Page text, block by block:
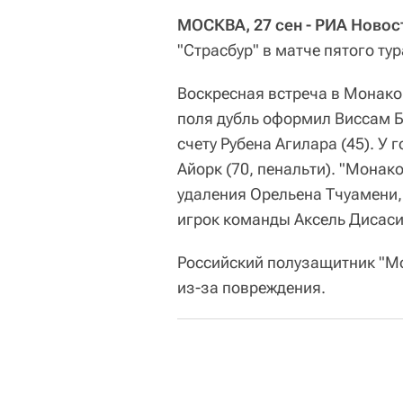
МОСКВА, 27 сен - РИА
"Страсбур" в матче пятого
Воскресная встреча в
поля дубль оформил Виссам
счету Рубена Агилара (45).
Айорк (70, пенальти).
удаления Орельена
игрок команды Аксель
Российский полузащитник
из-за повреждения.